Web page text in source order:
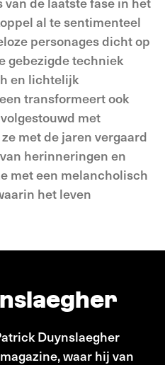
al te sentimenteel
personages dicht op
gebezigde techniek
en lichtelijk
transformeert ook
met
met de jaren vergaard
herinneringen en
met een melancholisch
het leven
Duynslaegher
waar hij van